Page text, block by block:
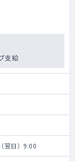
支給
翌日）9:00